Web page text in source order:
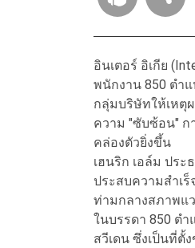
อินเตอร์ อิเกีย
พนักงาน 850 ตำ
กลุ่มบริษัทให้เหตุ
ความ "ซับซ้อน" ก
คล่องตัวยิ่งขึ้น
เฮนริก เอล์ม ประ
ประสบความสำเ
ท่ามกลางสภาพแ
ในบรรดา 850 ต
สวีเดน ซึ่งเป็นที่ตั้